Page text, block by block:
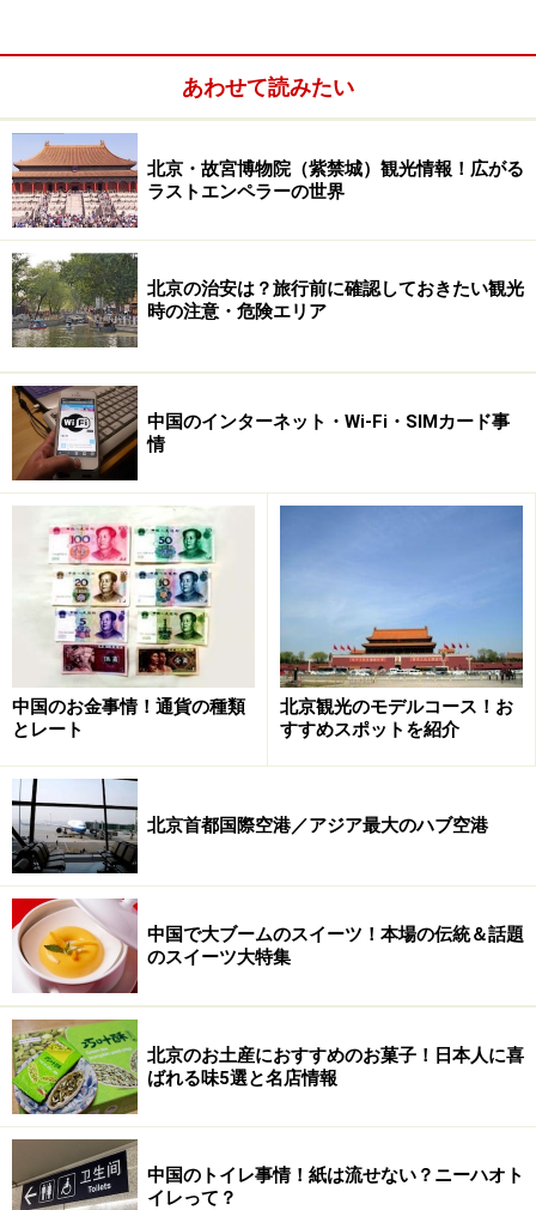
年々派手になる春節時の飾りつけ
そもそも春節とは何なのでしょう？ 春節というのは日本
でいう旧暦の正月、日本では旧正月と言われています。
実は、かつては日本も“年越し”といえば、旧正月のこと
だったのですが、明治維新後、政府が太陰暦を太陽暦に
変えてから、元旦に正月を迎えるようになったのです。
しかし、アジア諸国では今でも年越しといえば春節を指
し示す国が少なくありません。中国、台湾、韓国、北朝
鮮、ベトナム、シンガポール 、マレーシア、インドネシ
ア、ブルネイ、モンゴルでは、国の休日として春節を祝
春節の日程 2020年の休日は1月24日～1月
30日の7日間と予想！
毎年の春節前約半月は、中国中が年越しに向けての準備を始
める
■2020年春節休暇のスケジュール
春節前1カ月ぐらいから、デパートやスーパーに春節の飾り
付けを販売する特設売場が登場する
あわせて読みたい
北京・故宮博物院（紫禁城）観光情報！広がる
ラストエンペラーの世界
北京の治安は？旅行前に確認しておきたい観光
時の注意・危険エリア
中国のインターネット・Wi-Fi・SIMカード事
情
中国のお金事情！通貨の種類
とレート
北京観光のモデルコース！お
すすめスポットを紹介
北京首都国際空港／アジア最大のハブ空港
中国で大ブームのスイーツ！本場の伝統＆話題
のスイーツ大特集
北京のお土産におすすめのお菓子！日本人に喜
ばれる味5選と名店情報
中国のトイレ事情！紙は流せない？ニーハオト
イレって？